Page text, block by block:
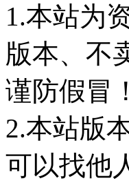
1.本站为
版本、不
谨防假冒！
2.本站版
可以找他